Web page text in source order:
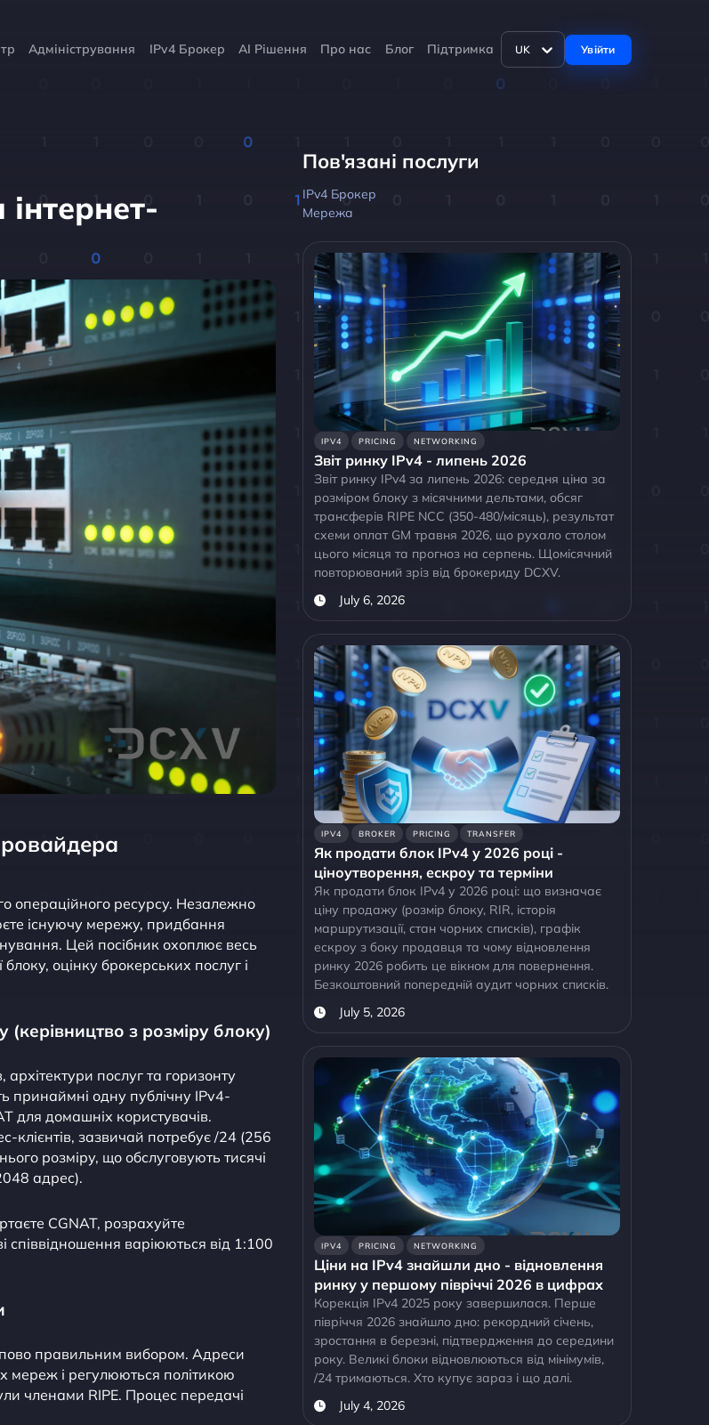
Адміністрування IPv4 Брокер AI Рішення Про нас Блог Підтримка UK Увійти
операційного ресурсу. Незалежно
існуючу мережу, придбання
Цей посібник охоплює весь
оцінку брокерських послуг і
з розміру блоку)
послуг та горизонту
принаймні одну публічну IPv4-
для домашніх користувачів.
клієнтів, зазвичай потребує /24 (256
розміру, що обслуговують тисячі
адрес).
CGNAT, розрахуйте
співвідношення варіюються від 1:100
правильним вибором. Адреси
і регулюються політикою
членами RIPE. Процес передачі
Пов'язані послуги
IPv4 Брокер
Мережа
IPV4 PRICING NETWORKING
Звіт ринку IPv4 - липень 2026
Звіт ринку IPv4 за липень 2026: середня ціна за
розміром блоку з місячними дельтами, обсяг
трансферів RIPE NCC (350-480/місяць), результат
схеми оплат GM травня 2026, що рухало столом
цього місяця та прогноз на серпень. Щомісячний
повторюваний зріз від брокериду DCXV.
July 6, 2026
IPV4 BROKER PRICING TRANSFER
Як продати блок IPv4 у 2026 році -
ціноутворення, ескроу та терміни
Як продати блок IPv4 у 2026 році: що визначає
ціну продажу (розмір блоку, RIR, історія
маршрутизації, стан чорних списків), графік
ескроу з боку продавця та чому відновлення
ринку 2026 робить це вікном для повернення.
Безкоштовний попередній аудит чорних списків.
July 5, 2026
IPV4 PRICING NETWORKING
Ціни на IPv4 знайшли дно - відновлення
ринку у першому півріччі 2026 в цифрах
Корекція IPv4 2025 року завершилася. Перше
півріччя 2026 знайшло дно: рекордний січень,
зростання в березні, підтвердження до середини
року. Великі блоки відновлюються від мінімумів,
/24 тримаються. Хто купує зараз і що далі.
July 4, 2026